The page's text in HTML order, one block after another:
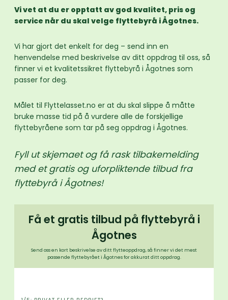
Vi vet at du er opptatt av god kvalitet, pris og
service når du skal velge flyttebyrå i Ågotnes.
Vi har gjort det enkelt for deg – send inn en
henvendelse med beskrivelse av ditt oppdrag til oss, så
finner vi et kvalitetssikret flyttebyrå i Ågotnes som
passer for deg.
Målet til Flyttelasset.no er at du skal slippe å måtte
bruke masse tid på å vurdere alle de forskjellige
flyttebyråene som tar på seg oppdrag i Ågotnes.
Fyll ut skjemaet og få rask tilbakemelding
med et gratis og uforpliktende tilbud fra
flyttebyrå i Ågotnes!
Få et gratis tilbud på flyttebyrå i
Ågotnes
Send oss en kort beskrivelse av ditt flytteoppdrag, så finner vi det mest
passende flyttebyrået i Ågotnes for akkurat ditt oppdrag.